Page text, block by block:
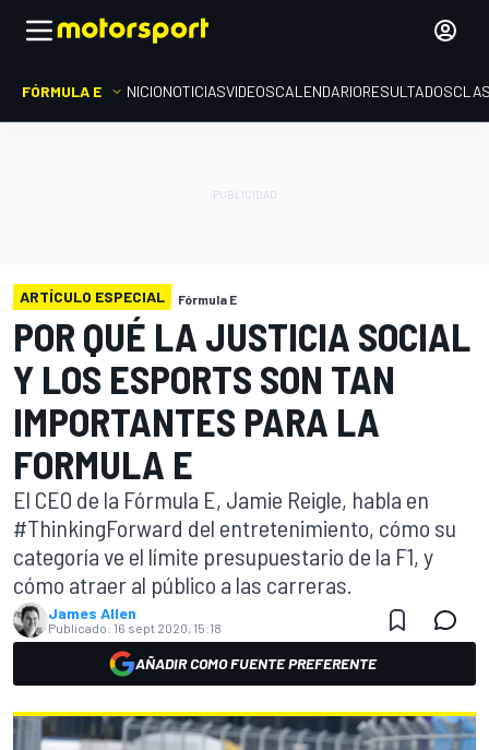
FÓRMULA E INICIONOTICIASVIDEOSCALENDARIORESULTADOS
ARTÍCULO ESPECIAL Fórmula E
POR QUÉ LA JUSTICIA SOCIAL
Y LOS ESPORTS SON TAN
IMPORTANTES PARA LA
FORMULA E
El CEO de la Fórmula E, Jamie Reigle, habla en
#ThinkingForward del entretenimiento, cómo su
categoría ve el límite presupuestario de la F1, y
cómo atraer al público a las carreras.
James Allen
Publicado: 16 sept 2020, 15:18
AÑADIR COMO FUENTE PREFERENTE